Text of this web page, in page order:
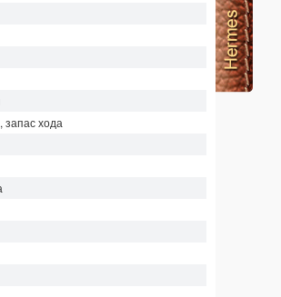
запас хода